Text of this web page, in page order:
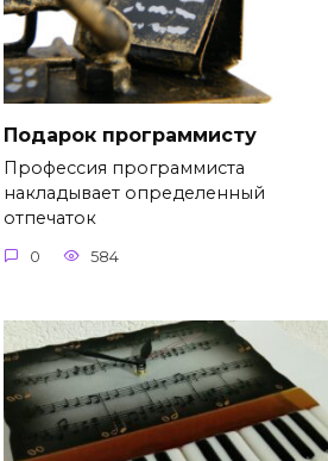
Подарок программисту
Профессия программиста
накладывает определенный
отпечаток
0 584